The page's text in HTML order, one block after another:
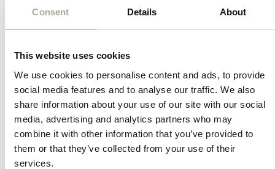
Consent Details About
This website uses cookies
We use cookies to personalise content and ads, to provide
social media features and to analyse our traffic. We also
share information about your use of our site with our social
media, advertising and analytics partners who may
combine it with other information that you’ve provided to
them or that they’ve collected from your use of their
services.
comfort, zelfs tijdens langere wandelingen.
Jouw hond blijft koel en comfortabel,
verstelbaar en voorzien van een handige
sluiting voor een optimale pasvorm.
Hierdoor kan het tuig perfect worden
aangepast aan de lichaamsbouw van jouw
hond, waardoor schuren en ongemakken